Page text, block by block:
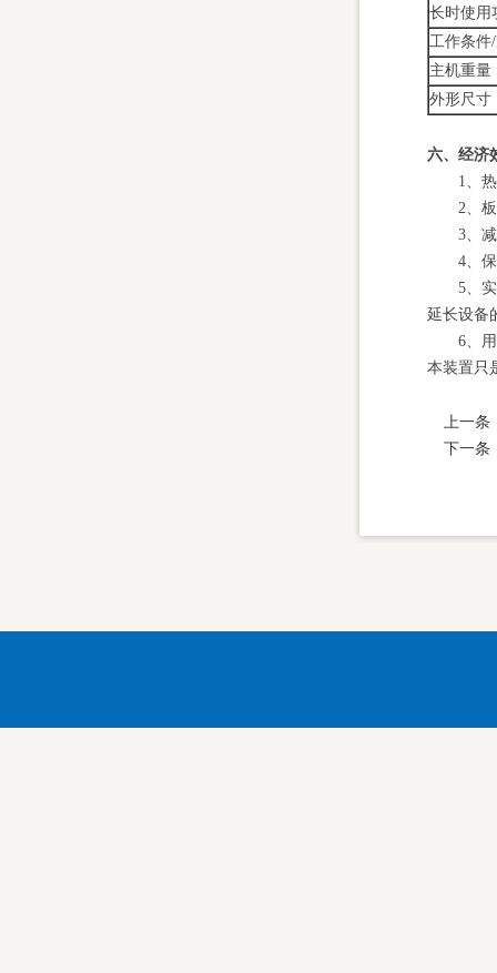
长时使用
工作条件/
主机重量
外形尺寸
六、经济
1、
2、
3、
4、
5、
延长设备
6、用
本装置只
上一
下一条